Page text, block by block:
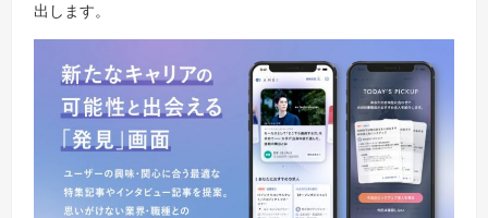
出します。